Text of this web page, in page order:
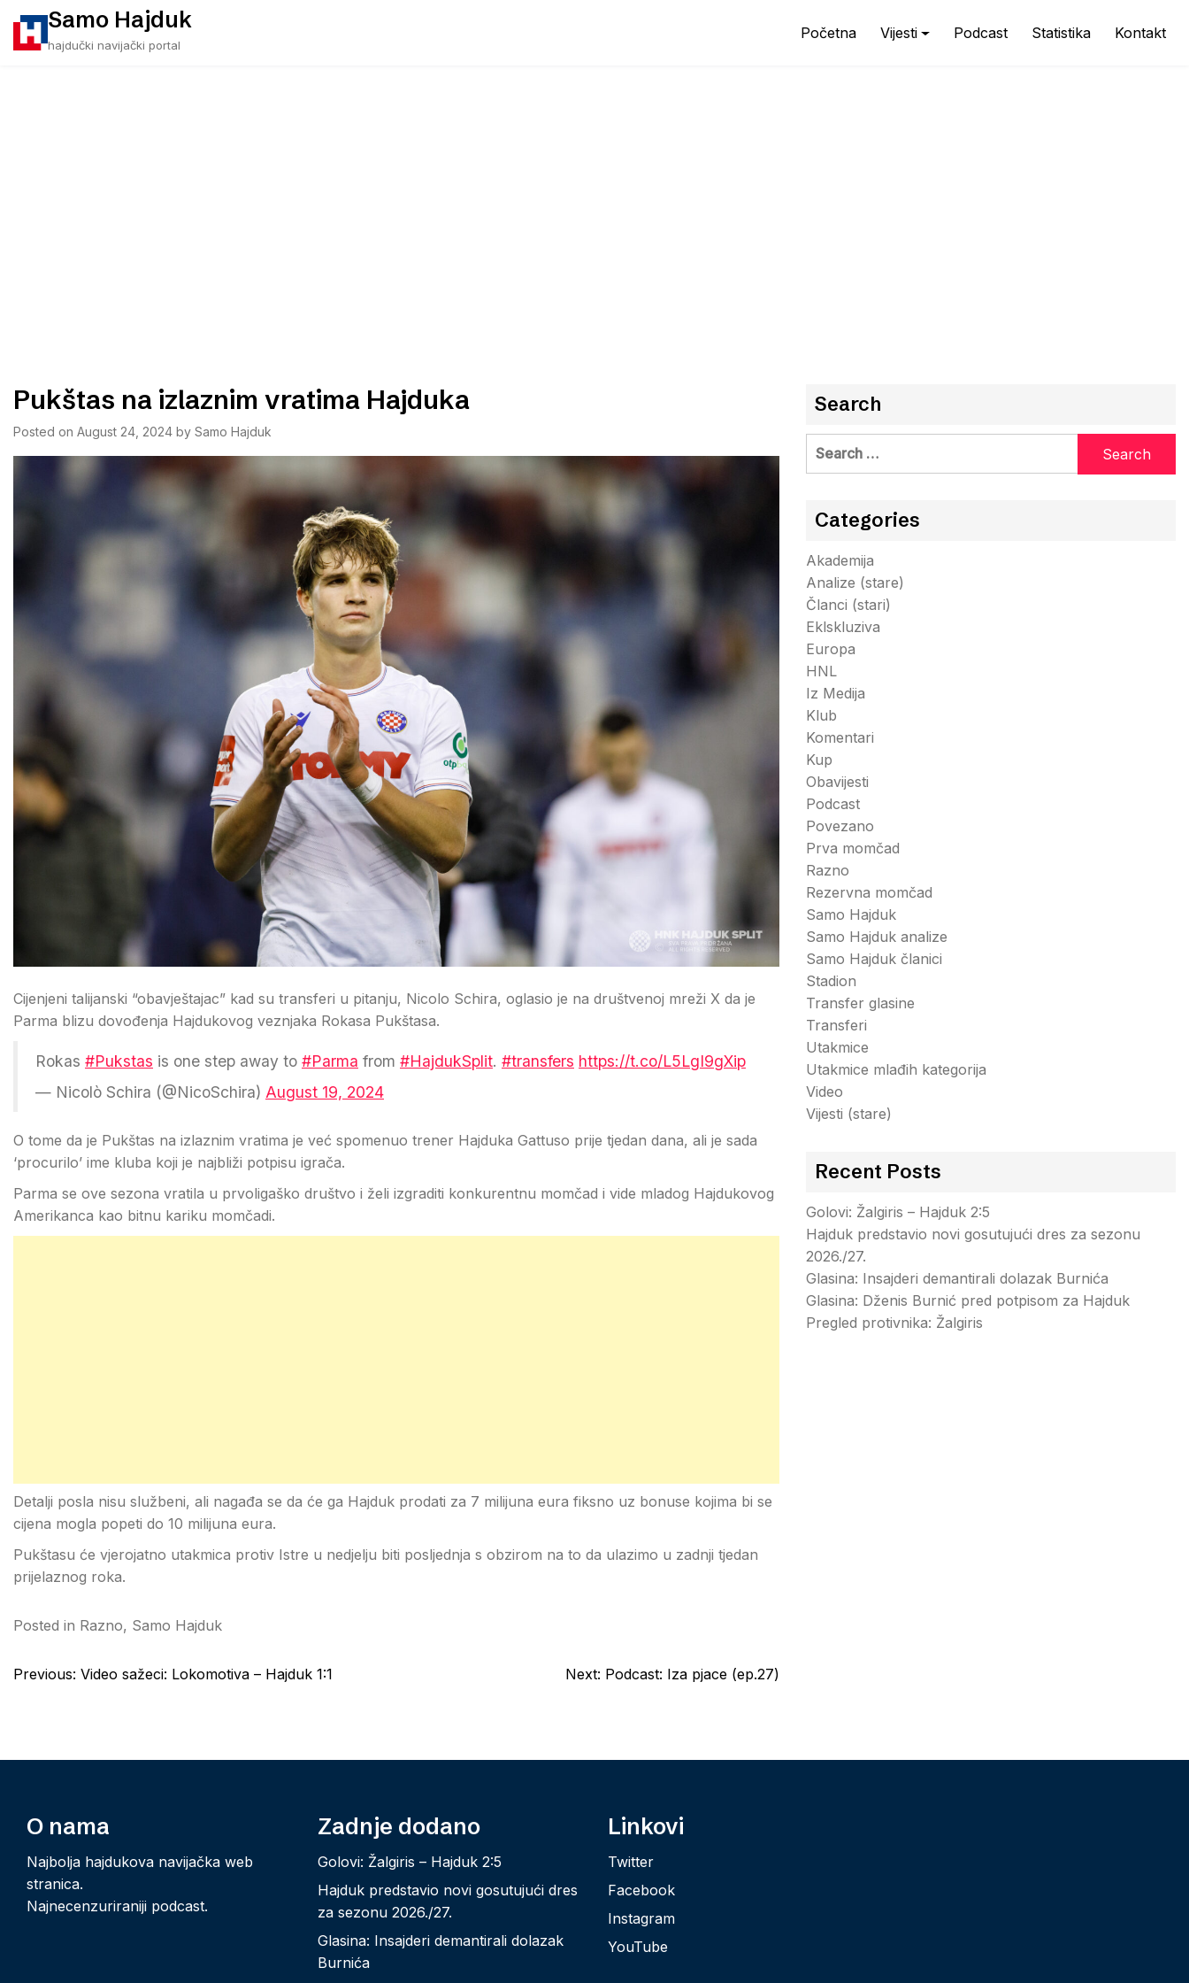
content
Samo Hajduk
hajdučki navijački portal
Početna Vijesti Podcast Statistika Kontakt
Pukštas na izlaznim vratima Hajduka
Posted on August 24, 2024 by Samo Hajduk
Cijenjeni talijanski “obavještajac” kad su transferi u pitanju, Nicolo Schira, oglasio je na društvenoj mreži X da je
Parma blizu dovođenja Hajdukovog veznjaka Rokasa Pukštasa.
Rokas #Pukstas is one step away to #Parma from #HajdukSplit. #transfers https://t.co/L5LgI9gXip
— Nicolò Schira (@NicoSchira) August 19, 2024
O tome da je Pukštas na izlaznim vratima je već spomenuo trener Hajduka Gattuso prije tjedan dana, ali je sada
‘procurilo’ ime kluba koji je najbliži potpisu igrača.
Parma se ove sezona vratila u prvoligaško društvo i želi izgraditi konkurentnu momčad i vide mladog Hajdukovog
Amerikanca kao bitnu kariku momčadi.
Detalji posla nisu službeni, ali nagađa se da će ga Hajduk prodati za 7 milijuna eura fiksno uz bonuse kojima bi se
cijena mogla popeti do 10 milijuna eura.
Pukštasu će vjerojatno utakmica protiv Istre u nedjelju biti posljednja s obzirom na to da ulazimo u zadnji tjedan
prijelaznog roka.
Posted in Razno, Samo Hajduk
Post
Previous: Video sažeci: Lokomotiva – Hajduk 1:1 Next: Podcast: Iza pjace (ep.27)
Search
Search
Categories
Akademija
Analize (stare)
Članci (stari)
Eklskluziva
Europa
HNL
Iz Medija
Klub
Komentari
Kup
Obavijesti
Podcast
Povezano
Prva momčad
Razno
Rezervna momčad
Samo Hajduk
Samo Hajduk analize
Samo Hajduk članici
Stadion
Transfer glasine
Transferi
Utakmice
Utakmice mlađih kategorija
Video
Vijesti (stare)
Recent Posts
Golovi: Žalgiris – Hajduk 2:5
Hajduk predstavio novi gosutujući dres za sezonu
2026./27.
Glasina: Insajderi demantirali dolazak Burnića
Glasina: Dženis Burnić pred potpisom za Hajduk
Pregled protivnika: Žalgiris
O nama
Najbolja hajdukova navijačka web
stranica.
Najnecenzuriraniji podcast.
Zadnje dodano
Golovi: Žalgiris – Hajduk 2:5
Hajduk predstavio novi gosutujući dres
za sezonu 2026./27.
Glasina: Insajderi demantirali dolazak
Burnića
Linkovi
Twitter
Facebook
Instagram
YouTube